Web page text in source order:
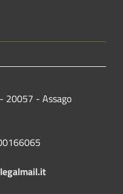
20057 - Assago